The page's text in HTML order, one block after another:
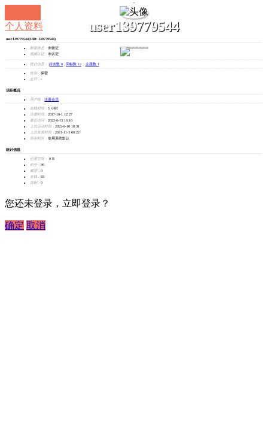
user139779544
发消息
个人资料
user139779544(UID: 139779544)
邮箱状态： 未验证
视频认证： 未认证
统计信息： 好友数 0 回帖数 12 主题数 1
性别： 保密
生日： -
活跃概况
用户组： 注册会员
在线时间： 5 小时
注册时间： 2017-10-1 12:27
最后访问： 2022-6-13 16:16
上次活动时间： 2022-6-10 18:31
上次发表时间： 2021-11-3 00:22
所在时区： 使用系统默认
统计信息
已用空间：
0 B
积分： 96
威望： 0
金钱： 83
贡献： 0
您还未登录，立即登录？
确定 取消